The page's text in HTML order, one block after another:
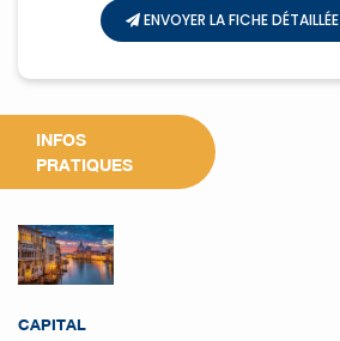
ENVOYER LA FICHE
INFOS
PRATIQUES
CAPITAL